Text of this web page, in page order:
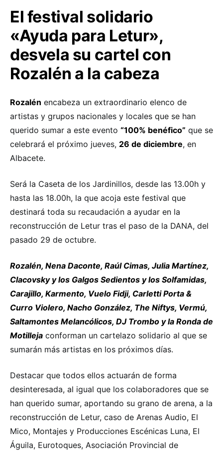
El festival solidario
«Ayuda para Letur»,
desvela su cartel con
Rozalén a la cabeza
Rozalén encabeza un extraordinario elenco de
artistas y grupos nacionales y locales que se han
querido sumar a este evento “100% benéfico” que se
celebrará el próximo jueves, 26 de diciembre, en
Albacete.
Será la Caseta de los Jardinillos, desde las 13.00h y
hasta las 18.00h, la que acoja este festival que
destinará toda su recaudación a ayudar en la
reconstrucción de Letur tras el paso de la DANA, del
pasado 29 de octubre.
Rozalén, Nena Daconte, Raúl Cimas, Julia Martínez,
Clacovsky y los Galgos Sedientos y los Solfamidas,
Carajillo, Karmento, Vuelo Fidji, Carletti Porta &
Curro Violero, Nacho González, The Niftys, Vermú,
Saltamontes Melancólicos, DJ Trombo y la Ronda de
Motilleja conforman un cartelazo solidario al que se
sumarán más artistas en los próximos días.
Destacar que todos ellos actuarán de forma
desinteresada, al igual que los colaboradores que se
han querido sumar, aportando su grano de arena, a la
reconstrucción de Letur, caso de Arenas Audio, El
Mico, Montajes y Producciones Escénicas Luna, El
Águila, Eurotoques, Asociación Provincial de